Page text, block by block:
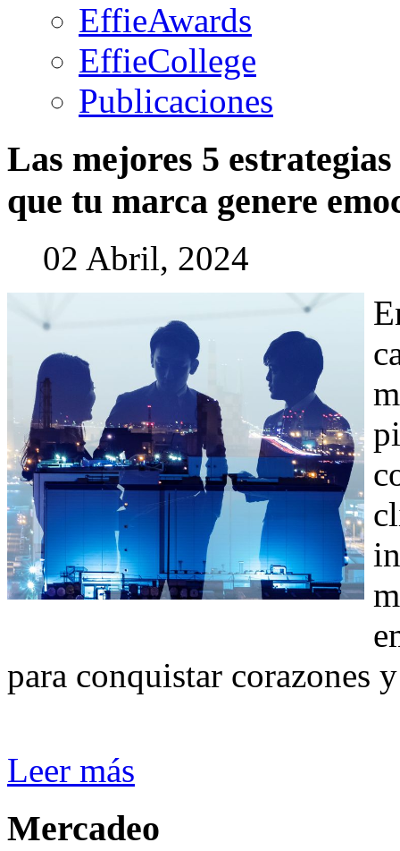
EffieAwards
EffieCollege
Publicaciones
Las mejores 5 estrategias
que tu marca genere
02 Abril, 2024
para conquistar corazones
Leer más
Mercadeo